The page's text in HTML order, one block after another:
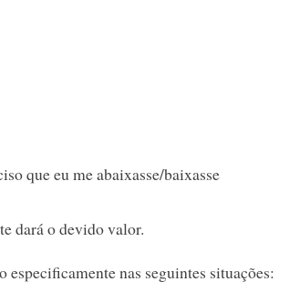
que eu me abaixasse/baixasse
dará o devido valor.
especificamente nas seguintes situações: